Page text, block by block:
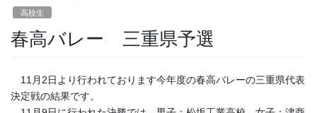
高校生
春高バレー 三重県予選
11月2日より行われております今年度の春高バレーの三重県代表
決定戦の結果です。